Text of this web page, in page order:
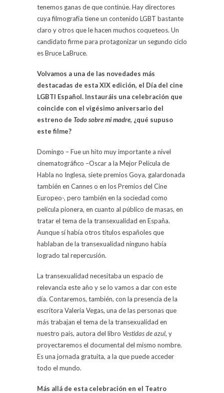
tenemos ganas de que continúe. Hay directores
cuya filmografía tiene un contenido LGBT bastante
claro y otros que le hacen muchos coqueteos. Un
candidato firme para protagonizar un segundo ciclo
es Bruce LaBruce.
Volvamos a una de las novedades más
destacadas de esta XIX edición, el Día del cine
LGBTI Español. Instauráis una celebración que
coincide con el vigésimo aniversario del
estreno de Todo sobre mi madre, ¿qué supuso
este filme?
Domingo – Fue un hito muy importante a nivel
cinematográfico –Oscar a la Mejor Película de
Habla no Inglesa, siete premios Goya, galardonada
también en Cannes o en los Premios del Cine
Europeo-, pero también en la sociedad como
película pionera, en cuanto al público de masas, en
tratar el tema de la transexualidad en España.
Aunque sí había otros títulos españoles que
hablaban de la transexualidad ninguno había
logrado tal repercusión.
La transexualidad necesitaba un espacio de
relevancia este año y se lo vamos a dar con este
día. Contaremos, también, con la presencia de la
escritora Valeria Vegas, una de las personas que
más trabajan el tema de la transexualidad en
nuestro país, autora del libro Vestidas de azul, y
proyectaremos el documental del mismo nombre.
Es una jornada gratuita, a la que puede acceder
todo el mundo.
Más allá de esta celebración en el Teatro